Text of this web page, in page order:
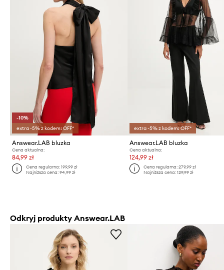
-10%
extra -5% z kodem: OFF*
Answear.LAB bluzka
Cena aktualna:
84,99 zł
Cena regularna:199,99 zł
Najniższa cena:94,99 zł
extra -5% z kodem: OFF*
Answear.LAB bluzka
Cena aktualna:
124,99 zł
Cena regularna: 279,99 zł
Najniższa cena: 129,99 zł
Odkryj produkty Answear.LAB